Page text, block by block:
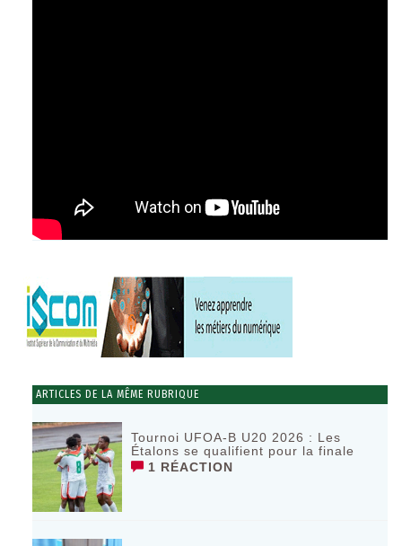
ARTICLES DE LA MÊME RUBRIQUE
Tournoi UFOA-B U20 2026 : Les
Étalons se qualifient pour la finale
1 RÉACTION